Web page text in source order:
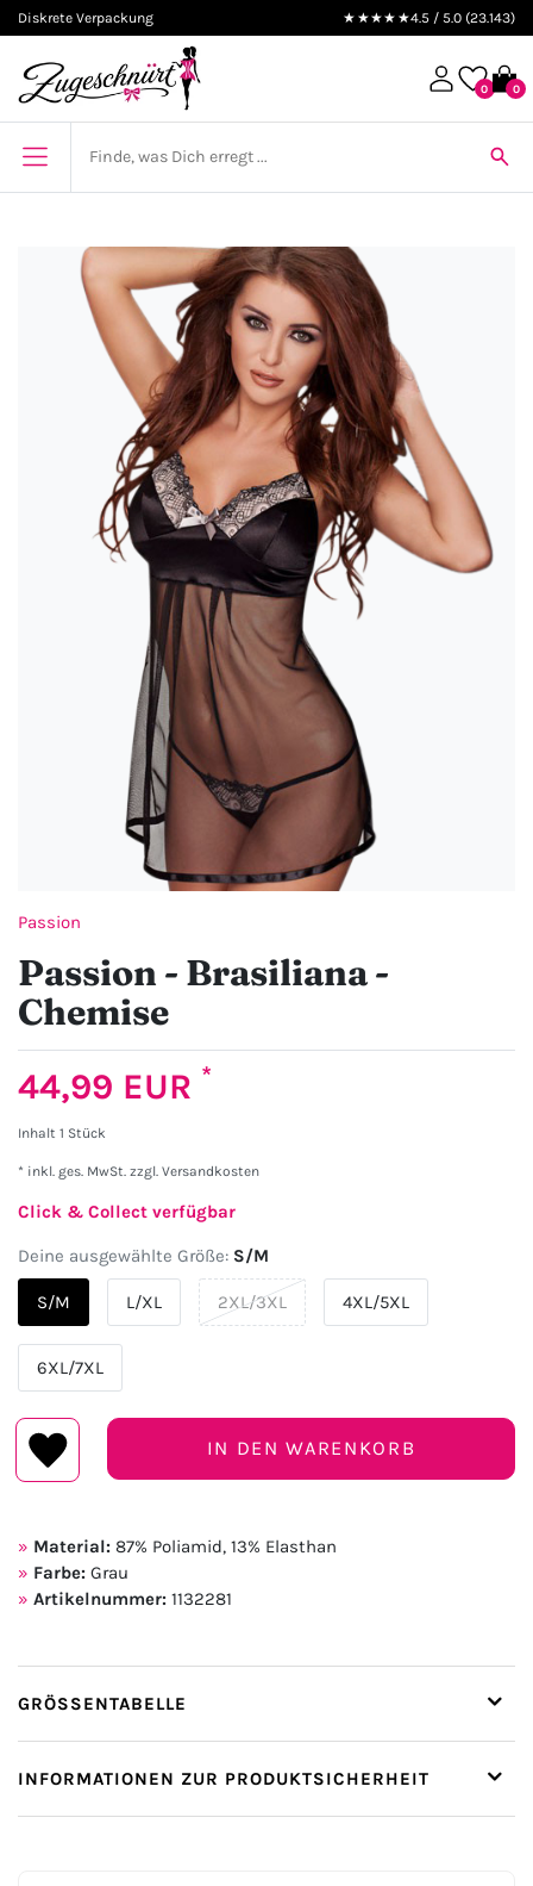
Diskrete Verpackung ★★★★★4.5 / 5.0 (23.143)
0 0
Passion
Passion - Brasiliana -
Chemise
44,99 EUR *
Inhalt 1 Stück
* inkl. ges. MwSt. zzgl. Versandkosten
Click & Collect verfügbar
Deine ausgewählte Größe: S/M
S/M L/XL 2XL/3XL 4XL/5XL
6XL/7XL
IN DEN WARENKORB
Material: 87% Poliamid, 13% Elasthan
Farbe: Grau
Artikelnummer: 1132281
GRÖSSENTABELLE
INFORMATIONEN ZUR PRODUKTSICHERHEIT